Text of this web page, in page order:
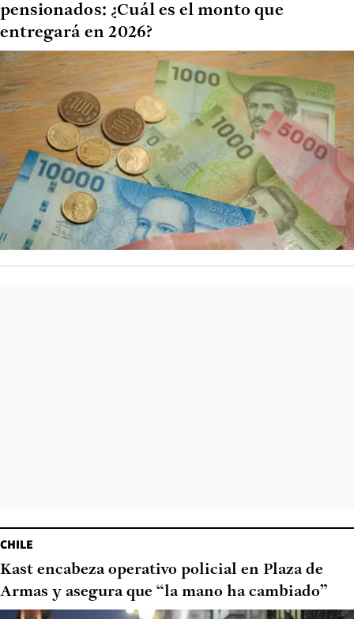
pensionados: ¿Cuál es el monto que
entregará en 2026?
CHILE
Kast encabeza operativo policial en Plaza de
Armas y asegura que “la mano ha cambiado”